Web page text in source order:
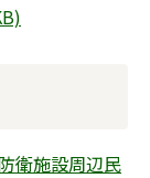
衛施設周辺民